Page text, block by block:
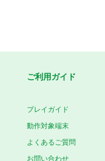
ご利用ガイド
プレイガイド
動作対象端末
よくあるご質問
お問い合わせ